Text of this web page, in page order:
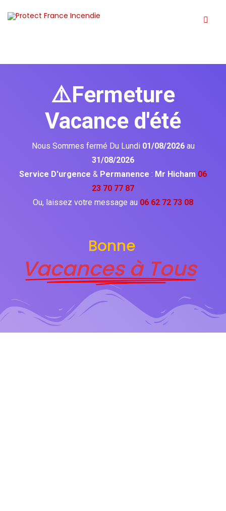
⚠️Fermeture
Vacance d'été
Nous Sommes fermé Du Lundi 01/08/2026 au
31/08/2026
Service D'urgence & Permanence : Mr Hicham 06
23 70 77 87
Ou, laissez votre message au 06 62 72 73 08
Bonne
Vacances à Tous